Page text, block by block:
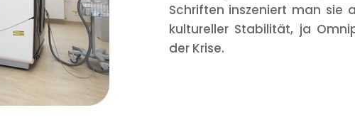
Schriften inszeniert man sie
kultureller Stabilität, ja
der Krise.